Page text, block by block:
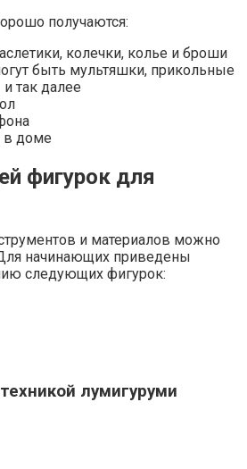
получаются:
колечки, колье и броши
быть мультяшки, прикольные
так далее
доме
фигурок для
и материалов можно
Для начинающих приведены
следующих фигурок:
лумигуруми